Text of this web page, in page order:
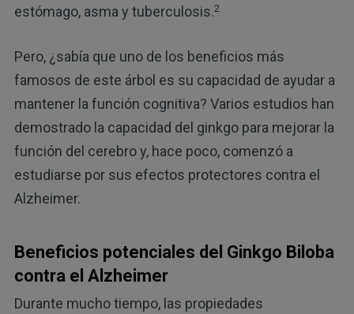
estómago, asma y tuberculosis.2
Pero, ¿sabía que uno de los beneficios más
famosos de este árbol es su capacidad de ayudar a
mantener la función cognitiva? Varios estudios han
demostrado la capacidad del ginkgo para mejorar la
función del cerebro y, hace poco, comenzó a
estudiarse por sus efectos protectores contra el
Alzheimer.
Beneficios potenciales del Ginkgo Biloba
contra el Alzheimer
Durante mucho tiempo, las propiedades